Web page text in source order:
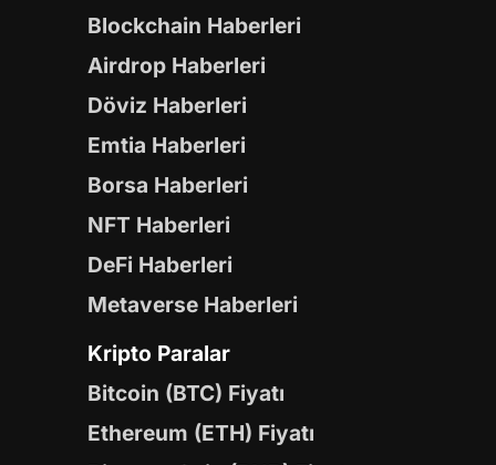
Blockchain Haberleri
Airdrop Haberleri
Döviz Haberleri
Emtia Haberleri
Borsa Haberleri
NFT Haberleri
DeFi Haberleri
Metaverse Haberleri
Kripto Paralar
Bitcoin (BTC) Fiyatı
Ethereum (ETH) Fiyatı